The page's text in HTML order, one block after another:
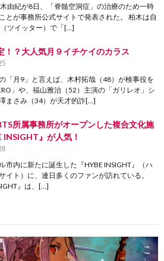
由紀が8日、「脊髄空洞症」の治療のため一時
とが事務所公式サイトで発表された。 柏木は自
ツイッター）で「[…]
！？大人気月９イチケイのカラス
「月9」と言えば、木村拓哉（48）が検事役を
」や、福山雅治（52）主演の「ガリレオ」シ
まさみ（34）が天才的詐[…]
所属事務所がオープンした複合文化施
INSIGHT』が人気！
市内に新たに誕生した『HYBE INSIGHT』（ハ
イト）に、連日多くのファンが訪れている。
』は、[…]